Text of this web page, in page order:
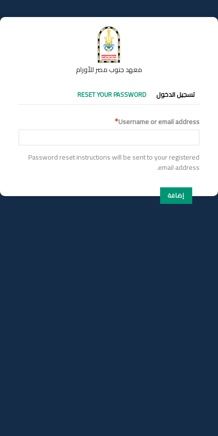
إلى
المحتوى
معهد جنوب مصر للأورام
التبويبات
الأساسية
تسجيل الدخول RESET YOUR PASSWORD
Username or email address
Password reset instructions will be sent to your registered
email address.